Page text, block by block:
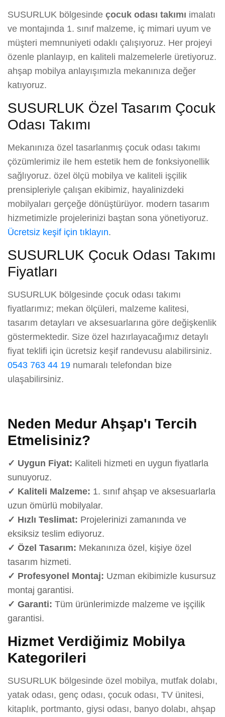
SUSURLUK bölgesinde çocuk odası takımı imalatı
ve montajında 1. sınıf malzeme, iç mimari uyum ve
müşteri memnuniyeti odaklı çalışıyoruz. Her projeyi
özenle planlayıp, en kaliteli malzemelerle üretiyoruz.
ahşap mobilya anlayışımızla mekanınıza değer
katıyoruz.
SUSURLUK Özel Tasarım Çocuk
Odası Takımı
Mekanınıza özel tasarlanmış çocuk odası takımı
çözümlerimiz ile hem estetik hem de fonksiyonellik
sağlıyoruz. özel ölçü mobilya ve kaliteli işçilik
prensipleriyle çalışan ekibimiz, hayalinizdeki
mobilyaları gerçeğe dönüştürüyor. modern tasarım
hizmetimizle projelerinizi baştan sona yönetiyoruz.
Ücretsiz keşif için tıklayın.
SUSURLUK Çocuk Odası Takımı
Fiyatları
SUSURLUK bölgesinde çocuk odası takımı
fiyatlarımız; mekan ölçüleri, malzeme kalitesi,
tasarım detayları ve aksesuarlarına göre değişkenlik
göstermektedir. Size özel hazırlayacağımız detaylı
fiyat teklifi için ücretsiz keşif randevusu alabilirsiniz.
0543 763 44 19 numaralı telefondan bize
ulaşabilirsiniz.
Neden Medur Ahşap'ı Tercih
Etmelisiniz?
✓ Uygun Fiyat: Kaliteli hizmeti en uygun fiyatlarla
sunuyoruz.
✓ Kaliteli Malzeme: 1. sınıf ahşap ve aksesuarlarla
uzun ömürlü mobilyalar.
✓ Hızlı Teslimat: Projelerinizi zamanında ve
eksiksiz teslim ediyoruz.
✓ Özel Tasarım: Mekanınıza özel, kişiye özel
tasarım hizmeti.
✓ Profesyonel Montaj: Uzman ekibimizle kusursuz
montaj garantisi.
✓ Garanti: Tüm ürünlerimizde malzeme ve işçilik
garantisi.
Hizmet Verdiğimiz Mobilya
Kategorileri
SUSURLUK bölgesinde özel mobilya, mutfak dolabı,
yatak odası, genç odası, çocuk odası, TV ünitesi,
kitaplık, portmanto, giysi odası, banyo dolabı, ahşap